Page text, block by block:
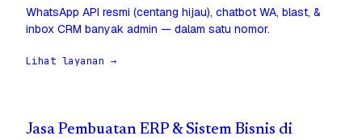
WhatsApp API resmi (centang hijau), chatbot WA, blast, &
inbox CRM banyak admin — dalam satu nomor.
Lihat layanan →
Jasa Pembuatan ERP & Sistem Bisnis di